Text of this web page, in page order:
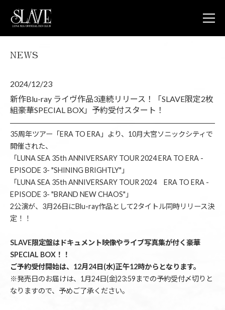
LUNA
LUNA
NEWS
2024/12/23
新作Blu-ray ライヴ作品3連続リリース！「SLAVE限定2枚
組豪華SPECIAL BOX」予約受付スタート！
35周年ツアー「ERA TO ERA」より、10月大宮ソニックシティで
開催された、
「LUNA SEA 35th ANNIVERSARY TOUR 2024 ERA TO ERA -
EPISODE 3- "SHINING BRIGHTLY"」
「LUNA SEA 35th ANNIVERSARY TOUR 2024 ERA TO ERA -
EPISODE 3- "BRAND NEW CHAOS"」
2公演が、3月26日にBlu-ray作品として2タイトル同時リリース決
定！！
SLAVE限定盤はドキュメント映像やライブ写真集が付く豪華
SPECIAL BOX！！
ご予約受付開始は、12月24日(水)正午12時からとなります。
※発売日のお届けは、1月24日(金)23:59までの予約受付〆切りと
なりますので、予めご了承ください。